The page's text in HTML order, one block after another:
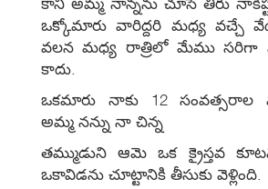
ఒక్కోమారు వారిద్దరి మధ్య వచ్చే
వలన మధ్య రాత్రిలో మేము సరిగా
కాదు.
ఒకమారు నాకు 12 సంవత్సరాల
అమ్మ నన్ను నా చిన్న
తమ్ముడుని ఆమె ఒక క్రైస్తవ
ఒకావిడను చూట్టానికి తీసుకు వెళ్లింది.